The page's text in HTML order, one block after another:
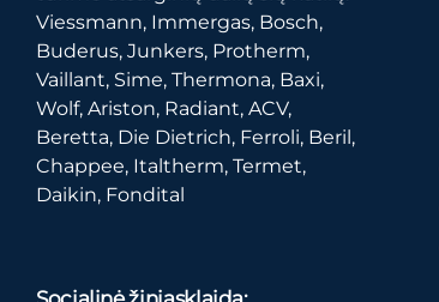
Viessmann, Immergas, Bosch,
Buderus, Junkers, Protherm,
Vaillant, Sime, Thermona, Baxi,
Wolf, Ariston, Radiant, ACV,
Beretta, Die Dietrich, Ferroli, Beril,
Chappee, Italtherm, Termet,
Daikin, Fondital